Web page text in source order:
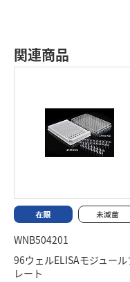
関連商品
WNB504201
96ウェルELISAモジュール
レート